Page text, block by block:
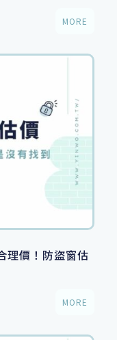
MORE
理價！防盜窗估
MORE